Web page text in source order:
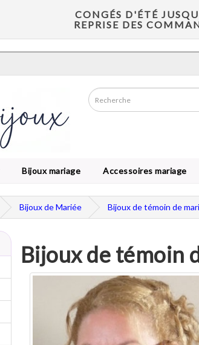
CONGÉS D'ÉTÉ
REPRISE DES
Bijoux mariage Accessoires mariage
Bijoux de Mariée Bijoux de témoin de
Bijoux de témoin